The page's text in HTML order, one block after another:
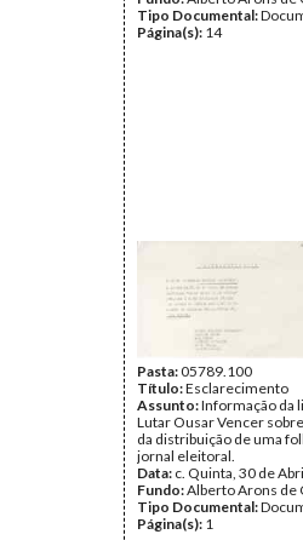
Tipo Documental:
Página(s): 14
Pasta:05789.100
Título:Esclarecimento
Assunto:Informação da
Lutar Ousar Vencer
da distribuição de uma
jornal eleitoral.
Data: c. Quinta, 30 de
Fundo:Alberto Arons de
Tipo Documental:
Página(s): 1